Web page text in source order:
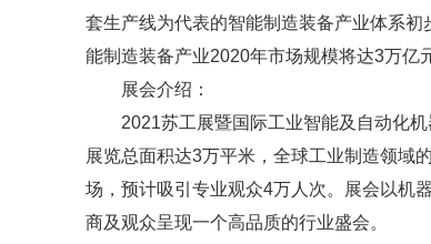
套生产线为代表的智能制造装备产业体系
能制造装备产业2020年市场规模将达3万亿
展会介绍：
2021苏工展暨国际工业智能及自动化
展览总面积达3万平米，全球工业制造领域
场，预计吸引专业观众4万人次。展会以机
商及观众呈现一个高品质的行业盛会。